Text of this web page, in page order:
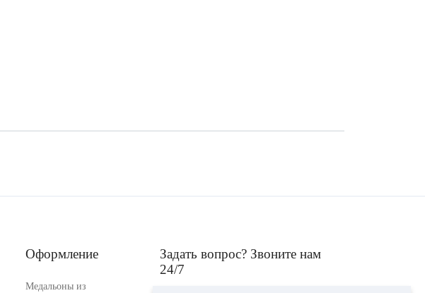
Оформление
Медальоны из
Задать вопрос? Звоните нам
24/7